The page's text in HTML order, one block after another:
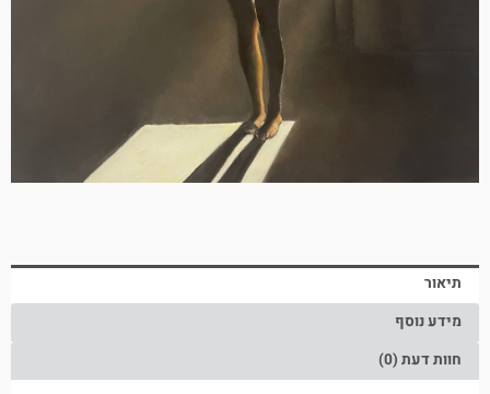
תיאור
מידע נוסף
חוות דעת (0)